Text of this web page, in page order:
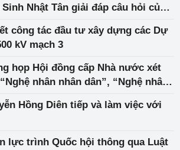
Nhật Tân giải đáp câu hỏi của
công tác đầu tư xây dựng các Dự
kV mạch 3
họp Hội đồng cấp Nhà nước xét
nhân nhân dân”, “Nghệ nhân
Hồng Diên tiếp và làm việc với
lực trình Quốc hội thông qua Luật